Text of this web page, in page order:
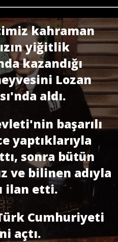
kahraman
yiğitlik
kazandığı
Lozan
aldı.
başarılı
yaptıklarıyla
sonra bütün
ve bilinen adıyla
ilan etti.
Cumhuriyeti
açtı.